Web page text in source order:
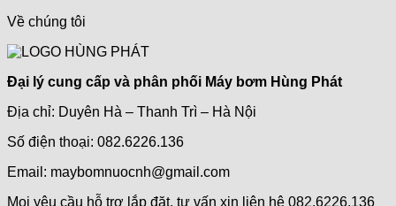
Về chúng tôi
Đại lý cung cấp và phân phối Máy bơm Hùng Phát
Địa chỉ: Duyên Hà – Thanh Trì – Hà Nội
Số điện thoại: 082.6226.136
Email: maybomnuocnh@gmail.com
Mọi yêu cầu hỗ trợ lắp đặt, tư vấn xin liên hệ 082.6226.136